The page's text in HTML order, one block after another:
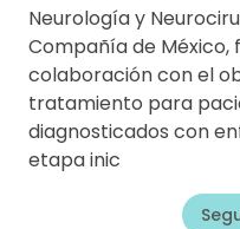
Neurología y
Compañía de
colaboración con el
tratamiento para
diagnosticados con
etapa inic